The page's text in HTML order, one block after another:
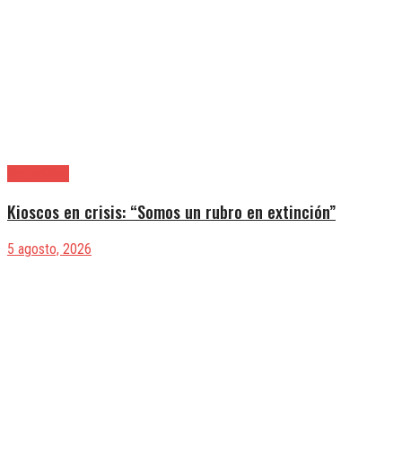
Kioscos en crisis: “Somos un rubro en extinción”
5 agosto, 2026